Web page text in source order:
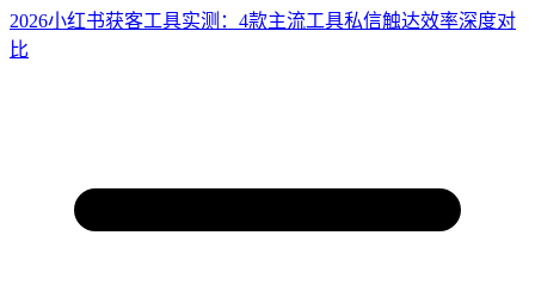
2026小红书获客工具实测：4款主流工具私信触达效率深度对
比